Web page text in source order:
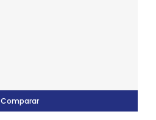
Comparar